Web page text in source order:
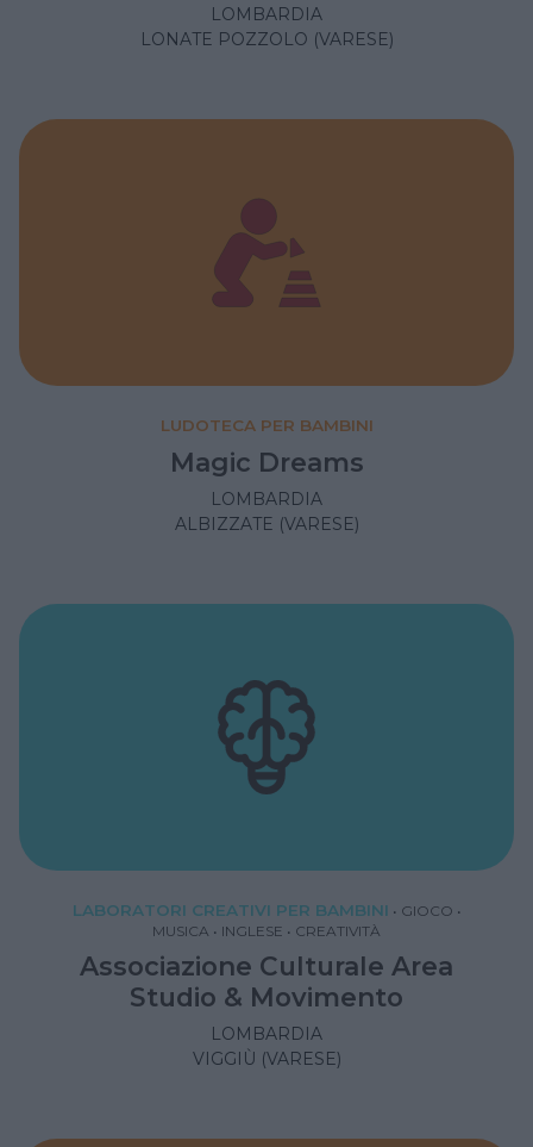
LOMBARDIA
LONATE POZZOLO (VARESE)
LUDOTECA PER BAMBINI
Magic Dreams
LOMBARDIA
ALBIZZATE (VARESE)
LABORATORI CREATIVI PER BAMBINI • GIOCO •
MUSICA • INGLESE • CREATIVITÀ
Associazione Culturale Area
Studio & Movimento
LOMBARDIA
VIGGIÙ (VARESE)